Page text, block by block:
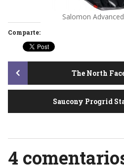
Salomon
Comparte:
Post
The North
Saucony Progrid
4